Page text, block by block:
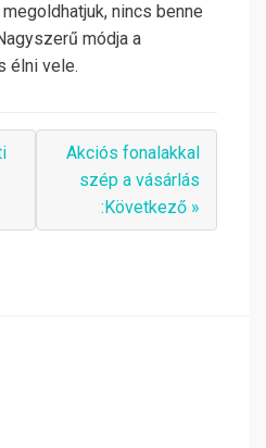
nincs benne
módja a
élni vele.
Akciós fonalakkal
szép a vásárlás
:Következő »